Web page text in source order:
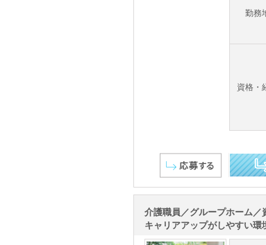
勤務
資格・
介護職員／グループホーム／
キャリアアップがしやすい環